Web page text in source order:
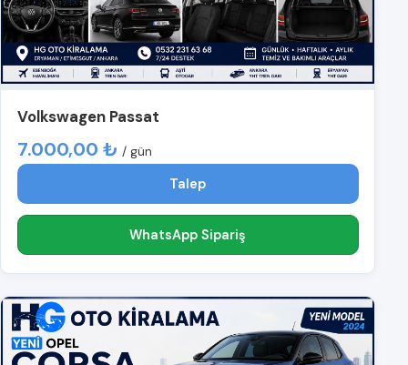
Volkswagen Passat
7.000,00 ₺ / gün
Talep
WhatsApp Sipariş